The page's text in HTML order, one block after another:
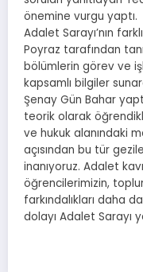
önemine vurgu yaptı.
Adalet Sarayı’nın
Poyraz tarafından
bölümlerin görev ve
kapsamlı bilgiler
Şenay Gün Bahar
teorik olarak
ve hukuk alanındaki
açısından bu tür
inanıyoruz. Adalet
öğrencilerimizin,
farkındalıkları daha
dolayı Adalet Sarayı